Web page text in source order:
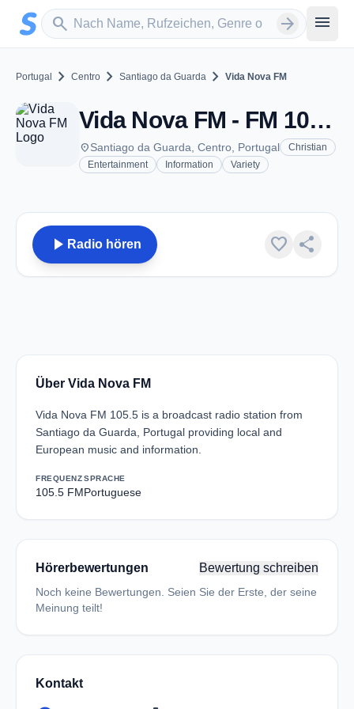
Zum Hauptinhalt springen
search
Sender suchen arrow_forward menu
Portugal chevron_right Centro chevron_right Santiago da Guarda chevron_right Vida Nova FM
Vida Nova FM - FM 105.5 - Santiago da Guarda
placeSantiago da Guarda, Centro, Portugal
Christian
Entertainment
Information Variety
play_arrow Radio hören favorite share
Über Vida Nova FM
Vida Nova FM 105.5 is a broadcast radio station from
Santiago da Guarda, Portugal providing local and
European music and information.
FREQUENZ
105.5 FM
SPRACHE
Portuguese
Hörerbewertungen Bewertung schreiben
Noch keine Bewertungen. Seien Sie der Erste, der seine
Meinung teilt!
Kontakt